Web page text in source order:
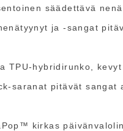
säädettävä
ja -sangat
TPU-hybridirunko,
saranat pitävät sangat
kirkas